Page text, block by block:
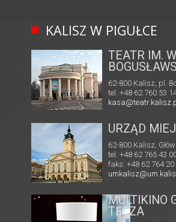
KALISZ W PIGUŁCE
TEATR IM.
62-800 Kalisz, pl.
tel. +48 62 760 53
URZĄD
62-800 Kalisz,
tel. +48 62 765 43
faks: +48 62 764 20
MULTIKINO
TĘCZA